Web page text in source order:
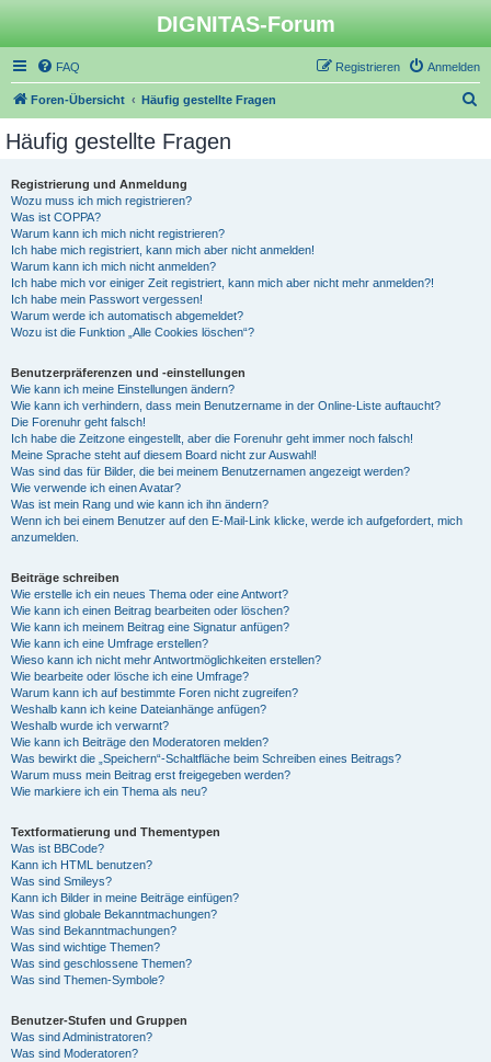
DIGNITAS-Forum
FAQ Anmelden
Registrieren
Foren-Übersicht Häufig gestellte Fragen
Häufig gestellte Fragen
Registrierung und Anmeldung
Wozu muss ich mich registrieren?
Was ist COPPA?
Warum kann ich mich nicht registrieren?
Ich habe mich registriert, kann mich aber nicht anmelden!
Warum kann ich mich nicht anmelden?
Ich habe mich vor einiger Zeit registriert, kann mich aber nicht mehr anmelden?!
Ich habe mein Passwort vergessen!
Warum werde ich automatisch abgemeldet?
Wozu ist die Funktion „Alle Cookies löschen“?
Benutzerpräferenzen und -einstellungen
Wie kann ich meine Einstellungen ändern?
Wie kann ich verhindern, dass mein Benutzername in der Online-Liste auftaucht?
Die Forenuhr geht falsch!
Ich habe die Zeitzone eingestellt, aber die Forenuhr geht immer noch falsch!
Meine Sprache steht auf diesem Board nicht zur Auswahl!
Was sind das für Bilder, die bei meinem Benutzernamen angezeigt werden?
Wie verwende ich einen Avatar?
Was ist mein Rang und wie kann ich ihn ändern?
Wenn ich bei einem Benutzer auf den E-Mail-Link klicke, werde ich aufgefordert, mich
anzumelden.
Beiträge schreiben
Wie erstelle ich ein neues Thema oder eine Antwort?
Wie kann ich einen Beitrag bearbeiten oder löschen?
Wie kann ich meinem Beitrag eine Signatur anfügen?
Wie kann ich eine Umfrage erstellen?
Wieso kann ich nicht mehr Antwortmöglichkeiten erstellen?
Wie bearbeite oder lösche ich eine Umfrage?
Warum kann ich auf bestimmte Foren nicht zugreifen?
Weshalb kann ich keine Dateianhänge anfügen?
Weshalb wurde ich verwarnt?
Wie kann ich Beiträge den Moderatoren melden?
Was bewirkt die „Speichern“-Schaltfläche beim Schreiben eines Beitrags?
Warum muss mein Beitrag erst freigegeben werden?
Wie markiere ich ein Thema als neu?
Textformatierung und Thementypen
Was ist BBCode?
Kann ich HTML benutzen?
Was sind Smileys?
Kann ich Bilder in meine Beiträge einfügen?
Was sind globale Bekanntmachungen?
Was sind Bekanntmachungen?
Was sind wichtige Themen?
Was sind geschlossene Themen?
Was sind Themen-Symbole?
Benutzer-Stufen und Gruppen
Was sind Administratoren?
Was sind Moderatoren?